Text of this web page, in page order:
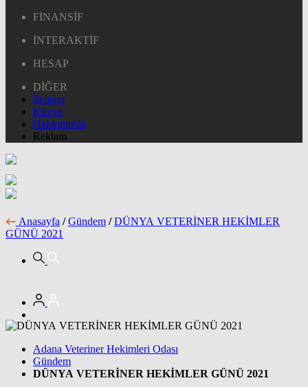
FİNANSİF
İNTERAKTİF
HESAP
DİĞER
İletişim
Künye
Hakkımızda
Reklam
Anasayfa / Gündem / DÜNYA VETERİNER HEKİMLER
GÜNÜ 2021
Adana Veteriner Hekimleri Odası
Gündem
DÜNYA VETERİNER HEKİMLER GÜNÜ 2021